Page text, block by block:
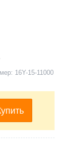
16Y-15-11000